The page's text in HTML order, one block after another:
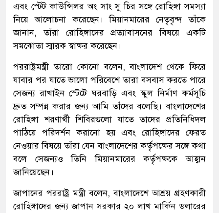
এবং স্টেট কাউন্সিলর অং সাং সু চির সঙ্গে রোহিঙ্গা সমস্যা
নিয়ে আলোচনা করেছেন। মিয়ানমারের নেতৃবৃন্দ তাঁকে
জানান, তাঁরা রোহিঙ্গাদের প্রত্যাবাসনের বিষয়ে একটি
সমঝোতা স্মারক স্বাক্ষর করেছেন।
পররাষ্ট্রমন্ত্রী তারো কোনো বলেন, বাংলাদেশ থেকে ফিরে
যাবার পর যাতে ভালো পরিবেশে তারা বসবাস করতে পারে
সেজন্য রাখাইন স্টেটে ঘরবাড়ি এবং স্কুল নির্মাণ কর্মসূচি
দ্রুত সম্পন্ন করার জন্য আমি তাঁদের বলেছি। বাংলাদেশের
রোহিঙ্গা শরণার্থী শিবিরগুলো যাতে তাদের প্রতিনিধিদল
পাঠিয়ে পরিদর্শন করানো হয় এবং রোহিঙ্গাদের ফেরত
নেওয়ার বিষয়ে তাঁরা যেন বাংলাদেশের কর্তৃপক্ষের সঙ্গে কথা
বলে সেজন্যও তিনি মিয়ানমারের কর্তৃপক্ষকে আহ্বান
জানিয়েছেন।
জাপানের পররাষ্ট্র মন্ত্রী বলেন, বাংলাদেশে আশ্রয় গ্রহণকারী
রোহিঙ্গাদের জন্য জাপান সরকার ২০ লাখ মার্কিন ডলারের